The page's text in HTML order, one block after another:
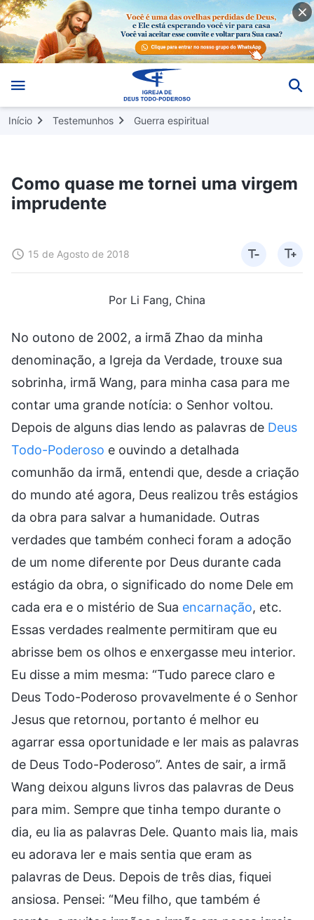
Início Testemunhos Guerra espiritual
Como quase me tornei uma virgem
imprudente
15 de Agosto de 2018
Por Li Fang, China
No outono de 2002, a irmã Zhao da minha
denominação, a Igreja da Verdade, trouxe sua
sobrinha, irmã Wang, para minha casa para me
contar uma grande notícia: o Senhor voltou.
Depois de alguns dias lendo as palavras de Deus
Todo-Poderoso e ouvindo a detalhada
comunhão da irmã, entendi que, desde a criação
do mundo até agora, Deus realizou três estágios
da obra para salvar a humanidade. Outras
verdades que também conheci foram a adoção
de um nome diferente por Deus durante cada
estágio da obra, o significado do nome Dele em
cada era e o mistério de Sua encarnação, etc.
Essas verdades realmente permitiram que eu
abrisse bem os olhos e enxergasse meu interior.
Eu disse a mim mesma: “Tudo parece claro e
Deus Todo-Poderoso provavelmente é o Senhor
Jesus que retornou, portanto é melhor eu
agarrar essa oportunidade e ler mais as palavras
de Deus Todo-Poderoso”. Antes de sair, a irmã
Wang deixou alguns livros das palavras de Deus
para mim. Sempre que tinha tempo durante o
dia, eu lia as palavras Dele. Quanto mais lia, mais
eu adorava ler e mais sentia que eram as
palavras de Deus. Depois de três dias, fiquei
ansiosa. Pensei: “Meu filho, que também é